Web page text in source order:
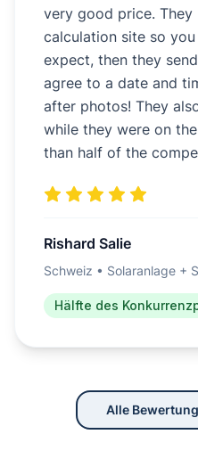
very good price.
calculation site so
expect, then they
agree to a date and
after photos! They
while they were on
than half of the
Rishard Salie
Schweiz • Solaranlage +
Hälfte des
Alle